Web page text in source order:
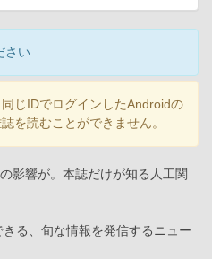
さい
じIDでログインしたAndroidの
を読むことができません。
影響が。本誌だけが知る人工関
る、旬な情報を発信するニュー